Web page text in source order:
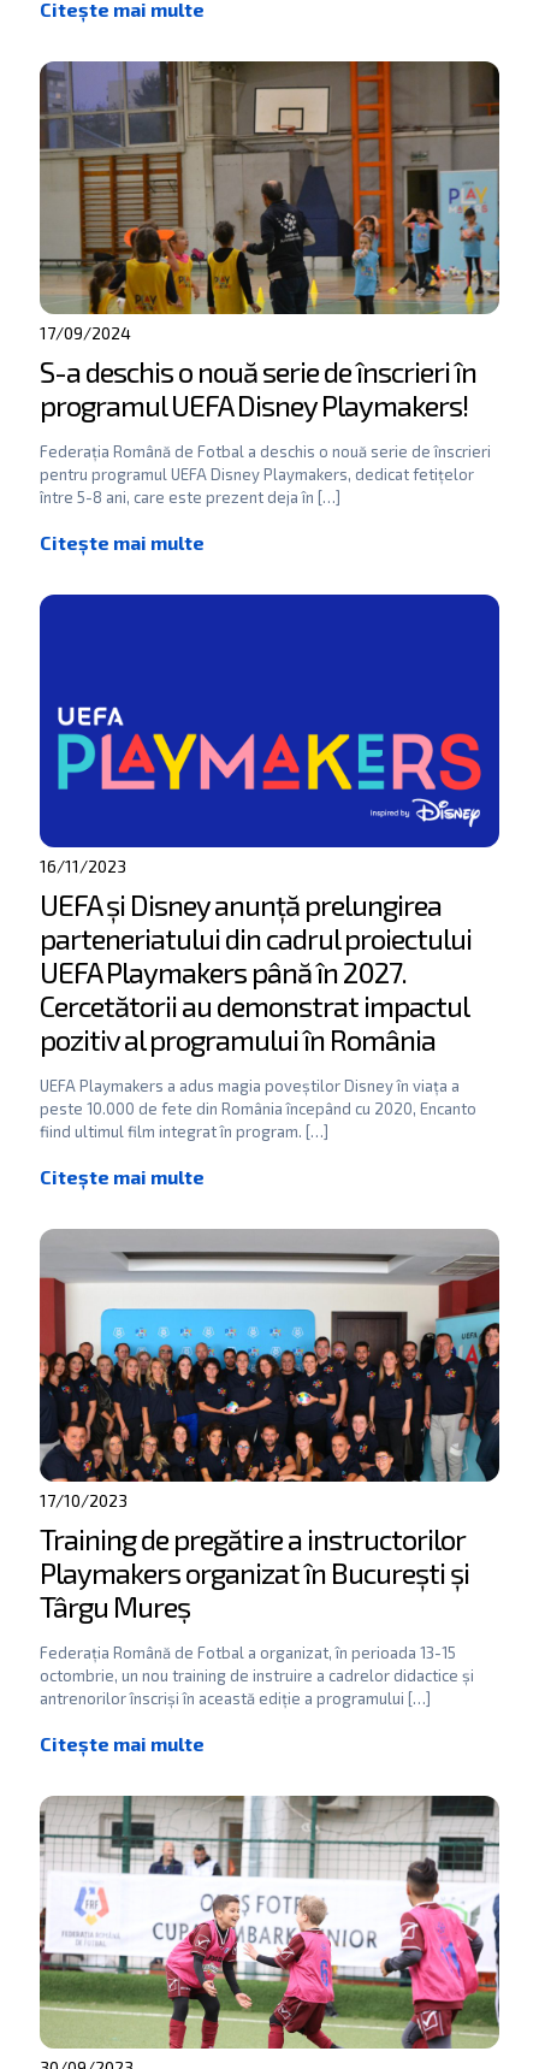
17/09/2024
S-a deschis o nouă serie de înscrieri în
programul UEFA Disney Playmakers!
Federația Română de Fotbal a deschis o nouă serie de înscrieri
pentru programul UEFA Disney Playmakers, dedicat fetițelor
între 5-8 ani, care este prezent deja în […]
16/11/2023
UEFA și Disney anunță prelungirea
parteneriatului din cadrul proiectului
UEFA Playmakers până în 2027.
Cercetătorii au demonstrat impactul
pozitiv al programului în România
UEFA Playmakers a adus magia poveștilor Disney în viața a
peste 10.000 de fete din România începând cu 2020, Encanto
fiind ultimul film integrat în program. […]
17/10/2023
Training de pregătire a instructorilor
Playmakers organizat în București și
Târgu Mureș
Federația Română de Fotbal a organizat, în perioada 13-15
octombrie, un nou training de instruire a cadrelor didactice și
antrenorilor înscriși în această ediție a programului […]